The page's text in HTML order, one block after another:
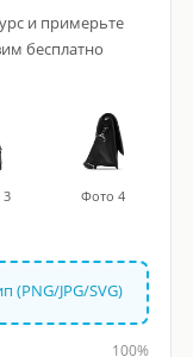
и примерьте
бесплатно
3 Фото 4
(PNG/JPG/SVG)
100%